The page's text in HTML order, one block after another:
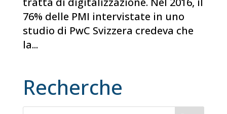
76% delle PMI intervistate in uno
studio di PwC Svizzera credeva che
la...
Recherche